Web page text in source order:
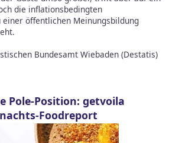
die inflationsbedingten
öffentlichen Meinungsbildung
Bundesamt Wiebaden (Destatis)
Pole-Position: getvoila
Foodreport